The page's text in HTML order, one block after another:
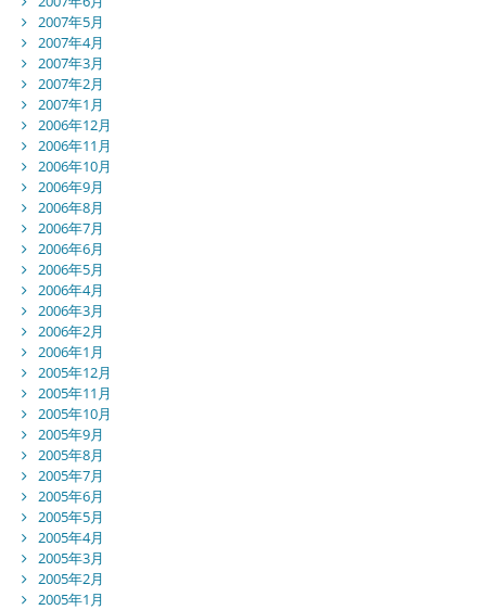
2007年5月
2007年4月
2007年3月
2007年2月
2007年1月
2006年12月
2006年11月
2006年10月
2006年9月
2006年8月
2006年7月
2006年6月
2006年5月
2006年4月
2006年3月
2006年2月
2006年1月
2005年12月
2005年11月
2005年10月
2005年9月
2005年8月
2005年7月
2005年6月
2005年5月
2005年4月
2005年3月
2005年2月
2005年1月